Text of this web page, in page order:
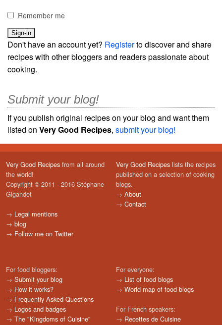
Remember me
Don't have an account yet? Registerto discover and share
recipes with other bloggers and readers passionate about
cooking.
Submit your blog!
If you publish original recipes on your blog and want them
listed on Very Good Recipes, submit your blog!
Very Good Recipes from all around
the world!
Copyright © 2011 - 2016 Stéphane
Gigandet
→ Legal mentions
→ blog
→ Follow me on Twitter
Very Good Recipes lists the recipes
published on a selection of cooking
blogs.
→ About
→ Contact
For food bloggers:
→ Submit your blog
→ How it works?
→ Frequently Asked Questions
→ Logos and badges
→ The "Kingdoms of Cuisine"
For everyone:
→ List of food blogs
→ World map of food blogs
For French speakers:
→ Recettes de Cuisine